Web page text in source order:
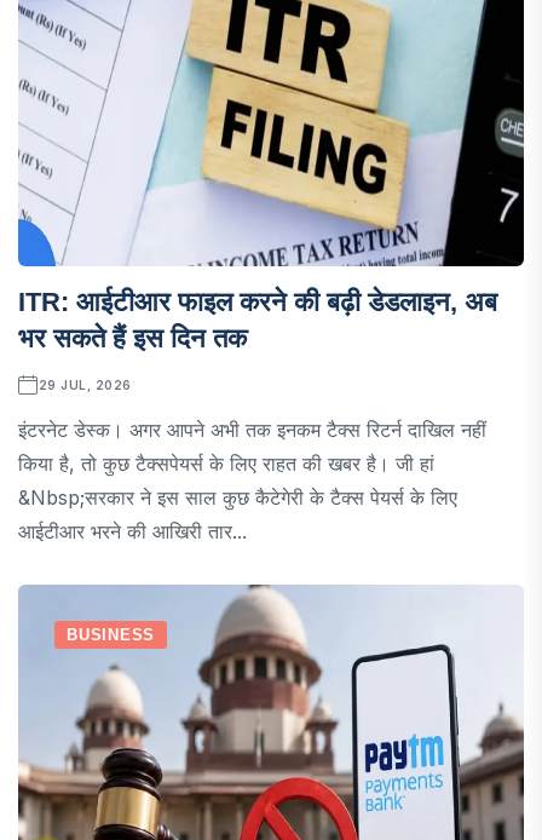
ITR: आईटीआर फाइल करने की बढ़ी डेडलाइन, अब
भर सकते हैं इस दिन तक
29 JUL, 2026
इंटरनेट डेस्क। अगर आपने अभी तक इनकम टैक्स रिटर्न दाखिल नहीं
किया है, तो कुछ टैक्सपेयर्स के लिए राहत की खबर है। जी हां
&nbsp;सरकार ने इस साल कुछ कैटेगेरी के टैक्स पेयर्स के लिए
आईटीआर भरने की आखिरी तार...
BUSINESS